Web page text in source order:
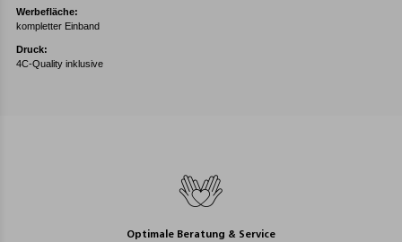
Werbefläche:
kompletter Einband
Druck:
4C-Quality inklusive
Optimale Beratung & Service